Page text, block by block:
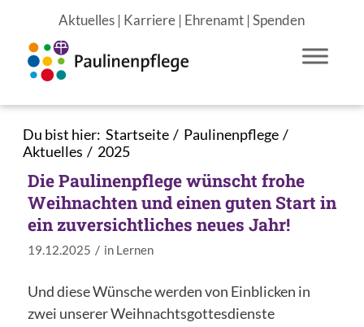
Aktuelles | Karriere | Ehrenamt |Spenden
Du bist hier: Startseite / Paulinenpflege /
Aktuelles / 2025
Die Paulinenpflege wünscht frohe
Weihnachten und einen guten Start in
ein zuversichtliches neues Jahr!
19.12.2025 / in Lernen
Und diese Wünsche werden von Einblicken in
zwei unserer Weihnachtsgottesdienste